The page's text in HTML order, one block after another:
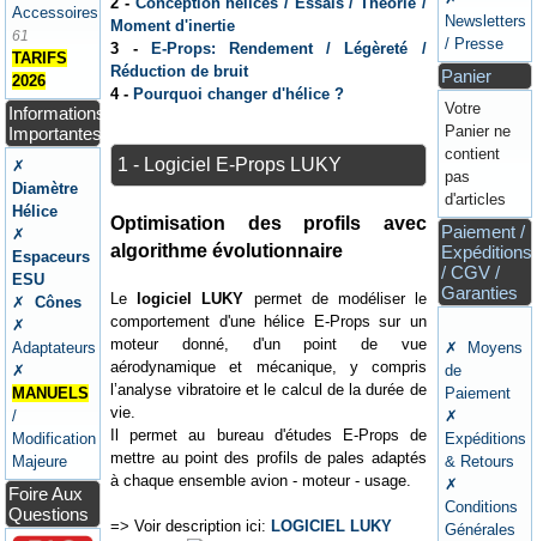
Accessoires
61
TARIFS
2026
Informations
Importantes
✗
Diamètre
Hélice
✗
Espaceurs
ESU
✗
Cônes
✗
Adaptateurs
✗
MANUELS
/
Modification
Majeure
Foire Aux
Questions
Moment d'inertie
3 - E-Props: Rendement / Légèreté /
Réduction de bruit
4 -Pourquoi changer d'hélice ?
1 - Logiciel E-Props LUKY
Optimisation des profils avec
algorithme évolutionnaire
Le logiciel LUKY permet de modéliser le
comportement d'une hélice E-Props sur un
moteur donné, d'un point de vue
aérodynamique et mécanique, y compris
l’analyse vibratoire et le calcul de la durée de
vie.
Il permet au bureau d'études E-Props de
mettre au point des profils de pales adaptés
à chaque ensemble avion - moteur - usage.
=> Voir description ici: LOGICIEL LUKY
Newsletters
/ Presse
Panier
Votre
Panier ne
contient
pas
d'articles
Paiement /
Expéditions
/ CGV /
Garanties
✗ Moyens
de
Paiement
✗
Expéditions
& Retours
✗
Conditions
Générales